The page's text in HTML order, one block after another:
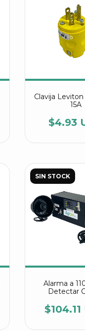
Clavija
15A
$4.93
SIN STOCK
Alarma a
Detectar
$104.11